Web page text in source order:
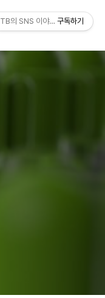
TB의 SNS 이야기 구독하기